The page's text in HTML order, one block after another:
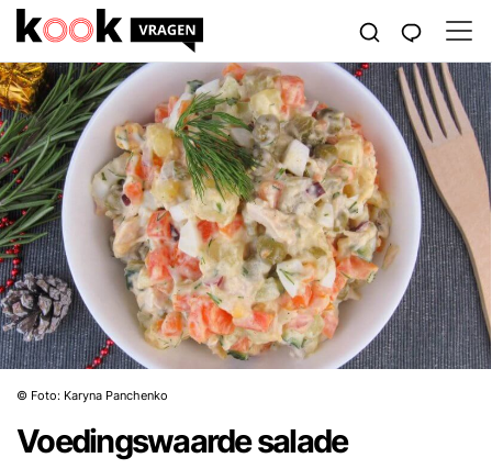
© Foto: Karyna Panchenko
Voedingswaarde salade